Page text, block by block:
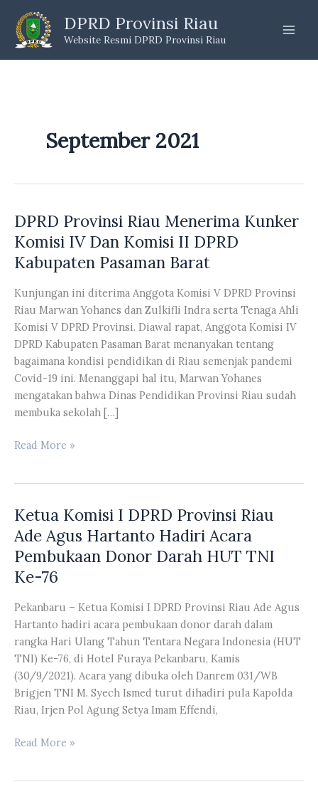
content
DPRD Provinsi Riau
Website Resmi DPRD Provinsi Riau
September 2021
DPRD Provinsi Riau Menerima Kunker
Komisi IV Dan Komisi II DPRD
Kabupaten Pasaman Barat
Kunjungan ini diterima Anggota Komisi V DPRD Provinsi
Riau Marwan Yohanes dan Zulkifli Indra serta Tenaga Ahli
Komisi V DPRD Provinsi. Diawal rapat, Anggota Komisi IV
DPRD Kabupaten Pasaman Barat menanyakan tentang
bagaimana kondisi pendidikan di Riau semenjak pandemi
Covid-19 ini. Menanggapi hal itu, Marwan Yohanes
mengatakan bahwa Dinas Pendidikan Provinsi Riau sudah
membuka sekolah […]
DPRD
Kunker
Komisi
Dan
Komisi
DPRD
Kabupaten
Pasaman
Barat
Read More »
Ketua Komisi I DPRD Provinsi Riau
Ade Agus Hartanto Hadiri Acara
Pembukaan Donor Darah HUT TNI
Ke-76
Pekanbaru – Ketua Komisi I DPRD Provinsi Riau Ade Agus
Hartanto hadiri acara pembukaan donor darah dalam
rangka Hari Ulang Tahun Tentara Negara Indonesia (HUT
TNI) Ke-76, di Hotel Furaya Pekanbaru, Kamis
(30/9/2021). Acara yang dibuka oleh Danrem 031/WB
Brigjen TNI M. Syech Ismed turut dihadiri pula Kapolda
Riau, Irjen Pol Agung Setya Imam Effendi,
Ketua
Read More »